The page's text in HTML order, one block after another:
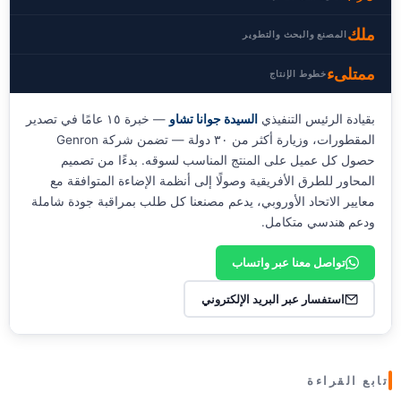
ملكالمصنع والبحث والتطوير
ممتلىءخطوط الإنتاج
بقيادة الرئيس التنفيذي السيدة جوانا تشاو
— خبرة ١٥ عامًا في تصدير
المقطورات، وزيارة أكثر من ٣٠ دولة — تضمن شركة Genron
حصول كل عميل على المنتج المناسب لسوقه. بدءًا من تصميم
المحاور للطرق الأفريقية وصولًا إلى أنظمة الإضاءة المتوافقة مع
معايير الاتحاد الأوروبي، يدعم مصنعنا كل طلب بمراقبة جودة شاملة
ودعم هندسي متكامل.
تواصل معنا عبر واتساب
استفسار عبر البريد الإلكتروني
تابع القراءة